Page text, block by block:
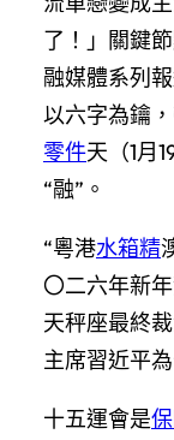
了！」關鍵
融媒體系列
以六字為鑰
零件天（1月
“融”。
“粵港水箱精
〇二六年新
天秤座最終
主席習近平
十五運會是